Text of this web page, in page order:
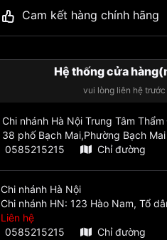
Cam kết hàng chính hãng
Hệ thống cửa
vui lòng liên hệ
Chi nhánh Hà Nội Trung Tâm
38 phố Bạch Mai,Phường Bạch
0585215215
Chỉ đường
Chi nhánh Hà Nội
Chi nhánh HN: 123 Hào Nam, Tổ
Liên hệ
0585215215
Chỉ đường